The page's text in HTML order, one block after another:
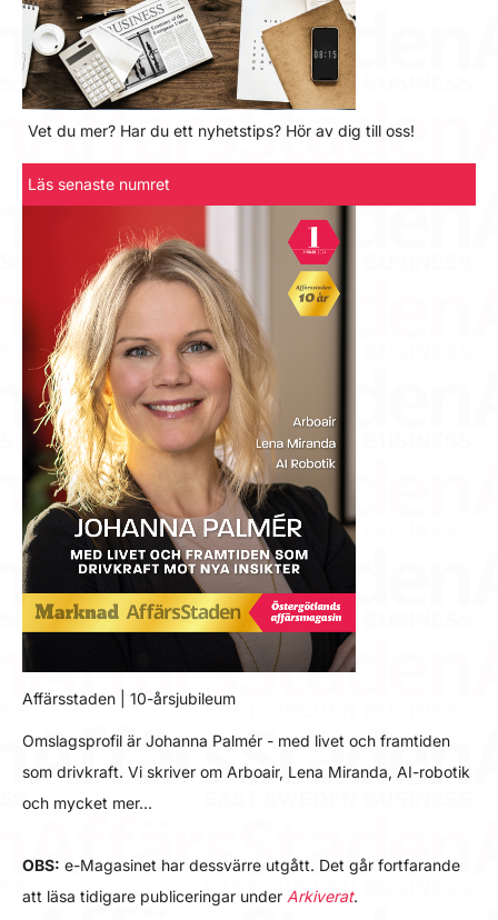
Vet du mer? Har du ett nyhetstips? Hör av dig till oss!
Läs senaste numret
Affärsstaden | 10-årsjubileum
Omslagsprofil är Johanna Palmér - med livet och framtiden
som drivkraft. Vi skriver om Arboair, Lena Miranda, AI-robotik
och mycket mer…
OBS: e-Magasinet har dessvärre utgått. Det går fortfarande
att läsa tidigare publiceringar under Arkiverat.